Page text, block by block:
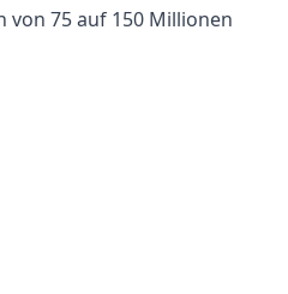
von 75 auf 150 Millionen